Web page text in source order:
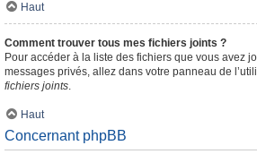
Haut
Comment trouver tous mes fichiers joints ?
Pour accéder à la liste des fichiers que vous avez
messages privés, allez dans votre panneau de
fichiers joints.
Haut
Concernant phpBB